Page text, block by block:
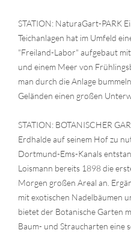
STATION: NaturaGart-PARK
Teichanlagen hat im Umfeld
"Freiland-Labor" aufgebaut
und einem Meer von
man durch die Anlage
Geländen einen großen
STATION: BOTANISCHER
Erdhalde auf seinem Hof zu
Dortmund-Ems-Kanals
Loismann bereits 1898 die
Morgen großen Areal an.
mit exotischen Nadelbäumen
bietet der Botanische Garten
Baum- und Straucharten eine